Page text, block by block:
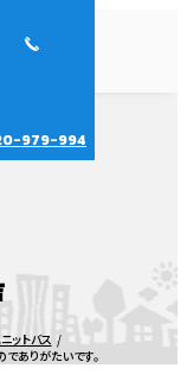
979-994
ットバス
ありがたいです。